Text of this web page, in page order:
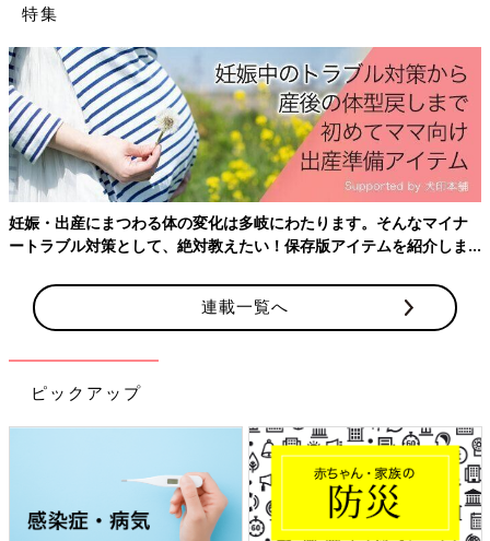
ご近所ママの口コミの偉大さが身に沁みました（涙）
私が最初にかかった病院は、浣腸液は使わずに指グリグリで出す
方針でしたがその方がいいっていう人もたくさんいました。
特集
まつわる体の変化は多岐にわたります。そんなマイナ
策として、絶対教えたい！保存版アイテムを紹介しま
産後はお
ておきた
連載一覧へ
ピックアップ